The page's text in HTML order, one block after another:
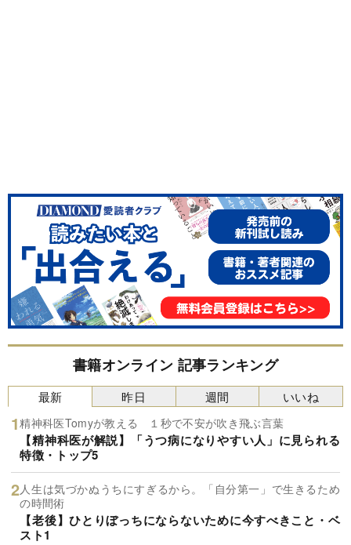
書籍オンライン 記事ランキング
最新
精神科医Tomyが教える １秒で不安が吹き飛ぶ言葉
【精神科医が解説】「うつ病になりやすい人」に見られる
特徴・トップ5
人生は気づかぬうちにすぎるから。「自分第一」で生きるため
の時間術
【老後】ひとりぼっちにならないために今すべきこと・ベ
スト1
昨日 週間 いいね